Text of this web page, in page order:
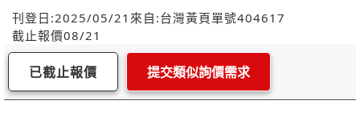
刊登日:2025/05/21 來自:台灣黃頁單號404617
截止報價08/21
已截止報價 提交類似詢價需求